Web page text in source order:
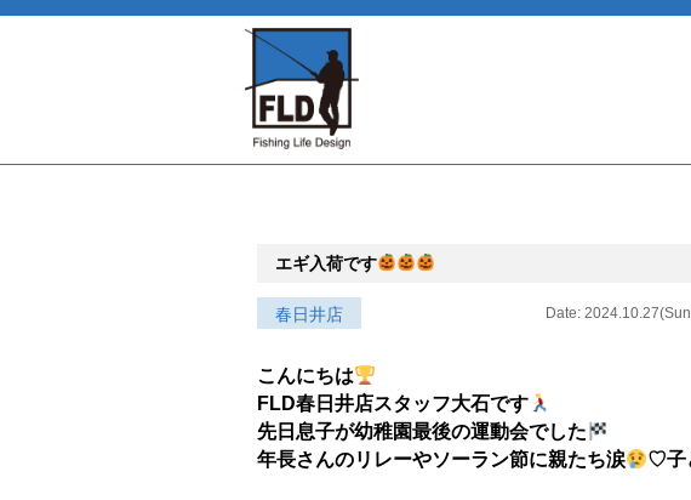
エギ入荷です
春日井店 Date:
こんにちは
FLD春日井店スタッフ大石です
先日息子が幼稚園最後の運動会でした
年長さんのリレーやソーラン節に親たち涙
♡子